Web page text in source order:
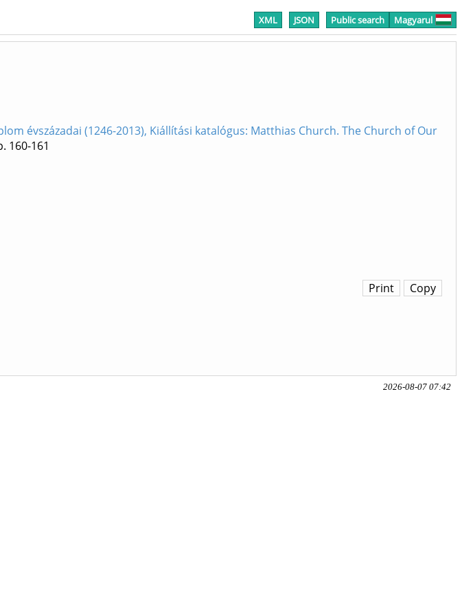
XML JSON Public search Magyarul
évszázadai (1246-2013), Kiállítási katalógus: Matthias Church. The Church of Our
160-161
Copy
Print
2026-08-07 07:42